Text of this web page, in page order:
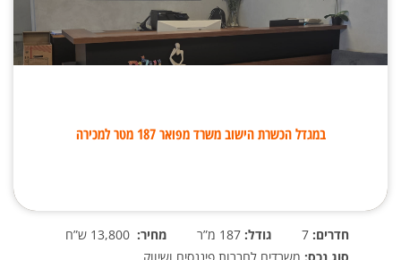
במגדל הכשרת הישוב משרד מפואר 187 מטר למכירה
חדרים: גודל: מחיר: